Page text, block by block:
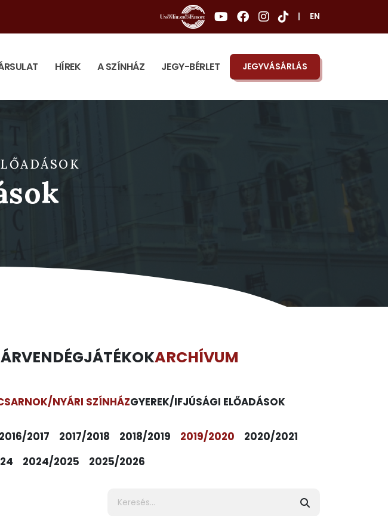
EN
HÍREK A SZÍNHÁZ JEGY-BÉRLET JEGYVÁSÁRLÁS
VENDÉGJÁTÉKOKARCHÍVUM
NYÁRI SZÍNHÁZGYEREK/IFJÚSÁGI ELŐADÁSOK
2016/2017 2017/2018 2018/2019 2019/2020
2020/2021
2024/2025 2025/2026